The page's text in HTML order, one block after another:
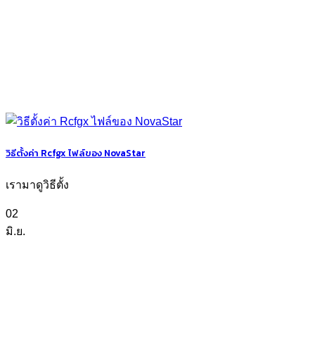
วิธีตั้งค่า Rcfgx ไฟล์ของ NovaStar
เรามาดูวิธีตั้ง
02
มิ.ย.